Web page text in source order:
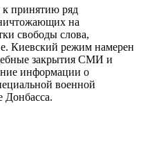
к принятию ряд
на
свободы слова,
Киевский режим намерен
закрытия СМИ и
информации о
военной